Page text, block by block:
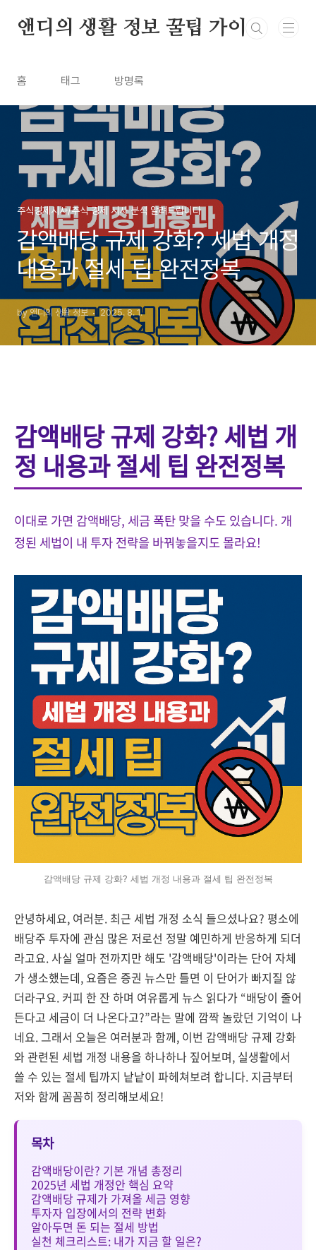
앤디의 생활 정보 꿀팁 가이드
홈 태그 방명록
주식경제시사/주식 경제 시사 분석 알려드립니다
감액배당 규제 강화? 세법 개정
내용과 절세 팁 완전정복
by 앤디의 생활 정보 2025. 8. 1.
감액배당 규제 강화? 세법 개
정 내용과 절세 팁 완전정복
이대로 가면 감액배당, 세금 폭탄 맞을 수도 있습니다. 개
정된 세법이 내 투자 전략을 바꿔놓을지도 몰라요!
감액배당 규제 강화? 세법 개정 내용과 절세 팁 완전정복
안녕하세요, 여러분. 최근 세법 개정 소식 들으셨나요? 평소에
배당주 투자에 관심 많은 저로선 정말 예민하게 반응하게 되더
라고요. 사실 얼마 전까지만 해도 '감액배당'이라는 단어 자체
가 생소했는데, 요즘은 증권 뉴스만 틀면 이 단어가 빠지질 않
더라구요. 커피 한 잔 하며 여유롭게 뉴스 읽다가 “배당이 줄어
든다고 세금이 더 나온다고?”라는 말에 깜짝 놀랐던 기억이 나
네요. 그래서 오늘은 여러분과 함께, 이번 감액배당 규제 강화
와 관련된 세법 개정 내용을 하나하나 짚어보며, 실생활에서
쓸 수 있는 절세 팁까지 낱낱이 파헤쳐보려 합니다. 지금부터
저와 함께 꼼꼼히 정리해보세요!
목차
감액배당이란? 기본 개념 총정리
2025년 세법 개정안 핵심 요약
감액배당 규제가 가져올 세금 영향
투자자 입장에서의 전략 변화
알아두면 돈 되는 절세 방법
실천 체크리스트: 내가 지금 할 일은?